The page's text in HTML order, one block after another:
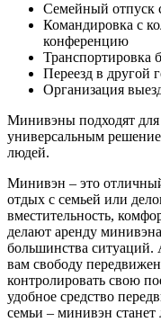
Семейный отпуск
Командировка с
конференцию
Транспортировка
Переезд в другой
Организация
Минивэны подходят для
универсальным
людей.
Минивэн – это
отдых с семьей или
вместительность,
делают аренду
большинства ситуаций.
вам свободу
контролировать свою
удобное средство
семьи – минивэн